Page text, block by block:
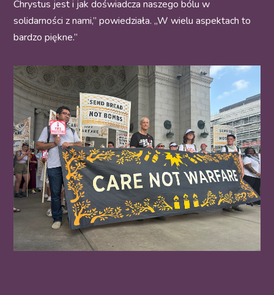
Chrystus jest i jak doświadcza naszego bólu w
solidarności z nami,” powiedziała.„W wielu aspektach to
bardzo piękne.”